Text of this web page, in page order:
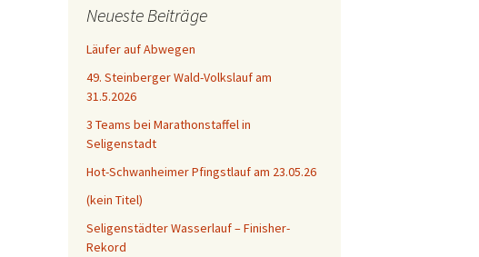
Neueste Beiträge
Läufer auf Abwegen
49. Steinberger Wald-Volkslauf am
31.5.2026
3 Teams bei Marathonstaffel in
Seligenstadt
Hot-Schwanheimer Pfingstlauf am 23.05.26
(kein Titel)
Seligenstädter Wasserlauf – Finisher-
Rekord